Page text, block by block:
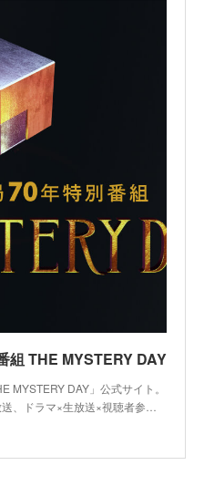
組 THE MYSTERY DAY
MYSTERY DAY」公式サイト。
、ドラマ×生放送×視聴者参…